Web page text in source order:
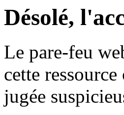
Désolé,
Le pare-feu
cette
jugée